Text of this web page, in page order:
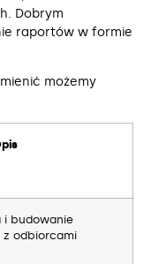
Dobrym
raportów w formie
możemy
i budowanie
z odbiorcami